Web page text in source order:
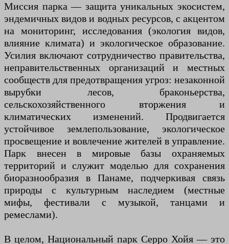
Миссия парка — защита уникальных экосистем,
эндемичных видов и водных ресурсов, с акцентом
на мониторинг, исследования (экология видов,
влияние климата) и экологическое образование.
Усилия включают сотрудничество правительства,
неправительственных организаций и местных
сообществ для предотвращения угроз: незаконной
вырубки лесов, браконьерства,
сельскохозяйственного вторжения и
климатических изменений. Продвигается
устойчивое землепользование, экологическое
просвещение и вовлечение жителей в управление.
Парк внесен в мировые базы охраняемых
территорий и служит моделью для сохранения
биоразнообразия в Панаме, подчеркивая связь
природы с культурным наследием (местные
мифы, фестивали с музыкой, танцами и
ремеслами).
В целом, Национальный парк Серро Хойя — это